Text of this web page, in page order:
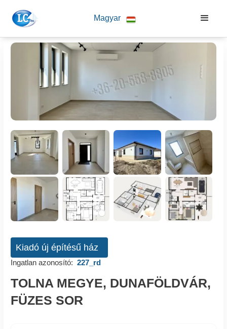
Magyar
Kiadó új építésű ház
Ingatlan azonosító: 227_rd
TOLNA MEGYE, DUNAFÖLDVÁR,
FÜZES SOR